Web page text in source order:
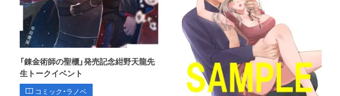
「錬金術師の聖櫃」発売記念紺野天龍先
生トークイベント
コミック・ラノベ